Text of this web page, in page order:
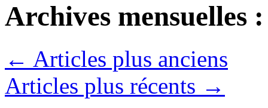
Archives mensuelles
← Articles plus anciens
Articles plus récents →